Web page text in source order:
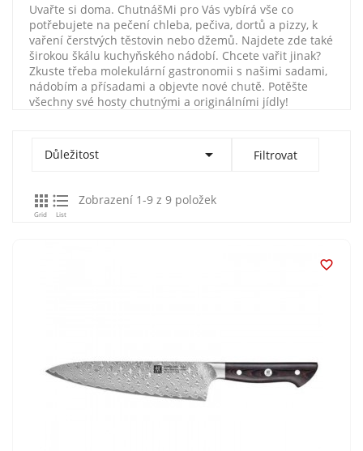
Uvařte si doma. ChutnášMi pro Vás vybírá vše co
potřebujete na pečení chleba, pečiva, dortů a pizzy, k
vaření čerstvých těstovin nebo džemů. Najdete zde také
širokou škálu kuchyňského nádobí. Chcete vařit jinak?
Zkuste třeba molekulární gastronomii s našimi sadami,
nádobím a přísadami a objevte nové chutě. Potěšte
všechny své hosty chutnými a originálními jídly!
Důležitost  Filtrovat

Grid

List
Zobrazení 1-9 z 9 položek
